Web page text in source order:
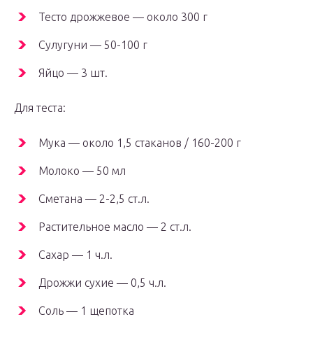
Тесто дрожжевое — около 300 г
Сулугуни — 50-100 г
Яйцо — 3 шт.
Для теста:
Мука — около 1,5 стаканов / 160-200 г
Молоко — 50 мл
Сметана — 2-2,5 ст.л.
Растительное масло — 2 ст.л.
Сахар — 1 ч.л.
Дрожжи сухие — 0,5 ч.л.
Соль — 1 щепотка